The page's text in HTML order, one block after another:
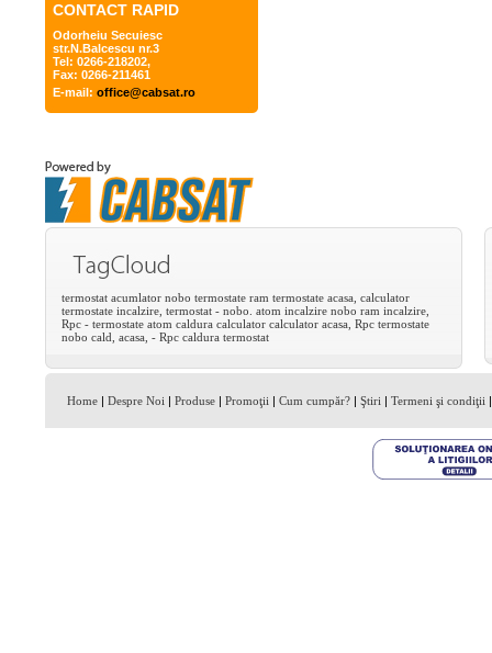
CONTACT RAPID
Odorheiu Secuiesc
str.N.Balcescu nr.3
Tel: 0266-218202,
Fax: 0266-211461
E-mail: office@cabsat.ro
termostat acumlator nobo termostate ram termostate acasa, calculator
termostate incalzire, termostat - nobo. atom incalzire nobo ram incalzire,
Rpc - termostate atom caldura calculator calculator acasa, Rpc termostate
nobo cald, acasa, - Rpc caldura termostat
Home| Despre Noi | Produse| Promoţii | Cum cumpăr?| Ştiri | Termeni şi condiţii